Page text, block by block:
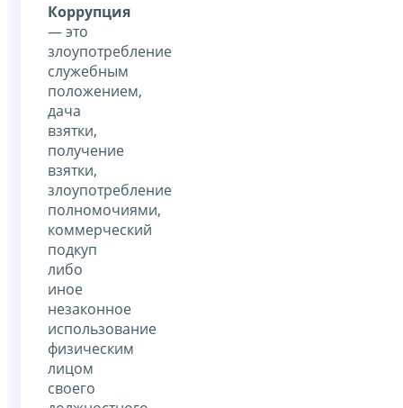
Коррупция
— это
злоупотребление
служебным
положением,
дача
взятки,
получение
взятки,
злоупотребление
полномочиями,
коммерческий
подкуп
либо
иное
незаконное
использование
физическим
лицом
своего